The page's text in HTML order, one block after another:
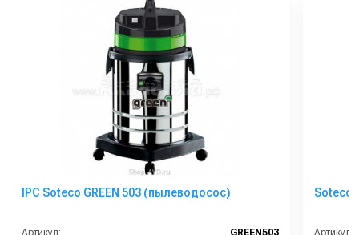
IPC Soteco GREEN 503 (пылеводосос) Soteco